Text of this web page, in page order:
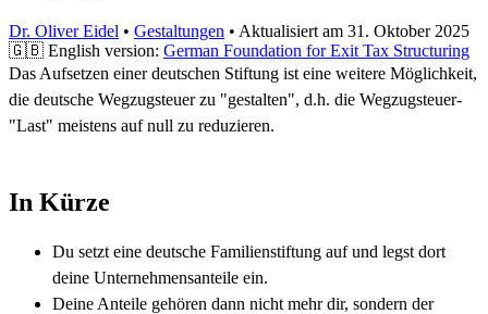
Dr. Oliver Eidel • Gestaltungen • Aktualisiert am 31. Oktober 2025
🇬🇧 English version: German Foundation for Exit Tax Structuring
Das Aufsetzen einer deutschen Stiftung ist eine weitere Möglichkeit,
die deutsche Wegzugsteuer zu "gestalten", d.h. die Wegzugsteuer-
"Last" meistens auf null zu reduzieren.
In Kürze
Du setzt eine deutsche Familienstiftung auf und legst dort
deine Unternehmensanteile ein.
Deine Anteile gehören dann nicht mehr dir, sondern der